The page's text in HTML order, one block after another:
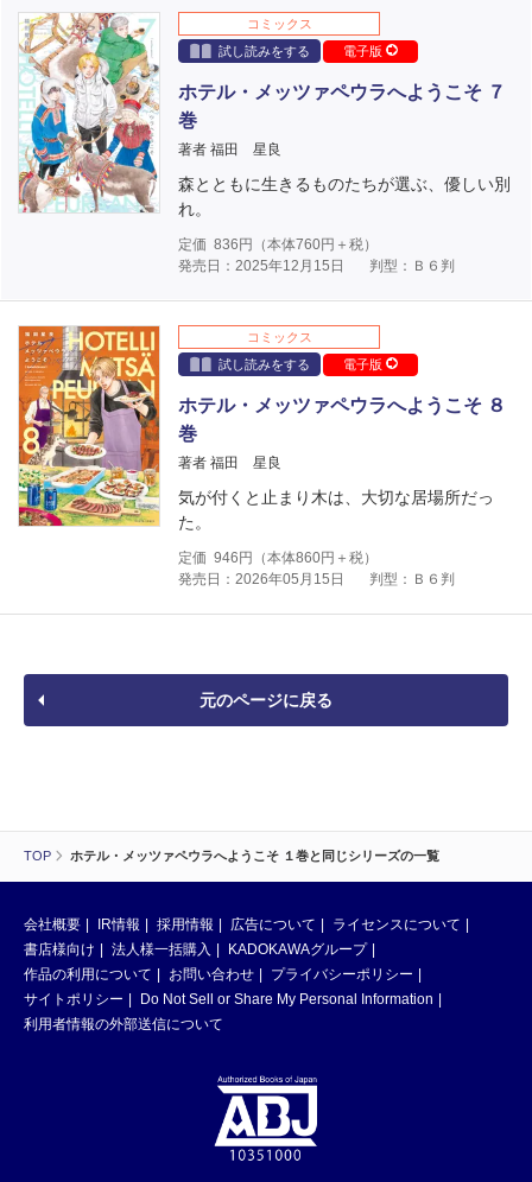
TOP ホテル・メッツァペウラへようこそ １巻と同じシリーズの一覧
コミックス
試し読みをする
電子版
ホテル・メッツァペウラへようこそ ７
巻
著者 福田 星良
森とともに生きるものたちが選ぶ、優しい別
れ。
定価 836 円（本体760円＋税）
発売日：2025年12月15日
判型：Ｂ６判
コミックス
試し読みをする
電子版
ホテル・メッツァペウラへようこそ ８
巻
著者 福田 星良
気が付くと止まり木は、大切な居場所だっ
た。
定価 946 円（本体860円＋税）
発売日：2026年05月15日
判型：Ｂ６判
元のページに戻る
会社概要 IR情報 採用情報 広告について
ライセンスについて
書店様向け
法人様一括購入
KADOKAWAグループ
作品の利用について
お問い合わせ
プライバシーポリシー
サイトポリシー
Do Not Sell or Share My Personal Information
利用者情報の外部送信について